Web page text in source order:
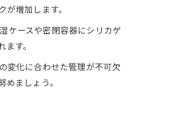
増加します。
ケースや密閉容器にシリカゲ
す。
変化に合わせた管理が不可欠
ましょう。